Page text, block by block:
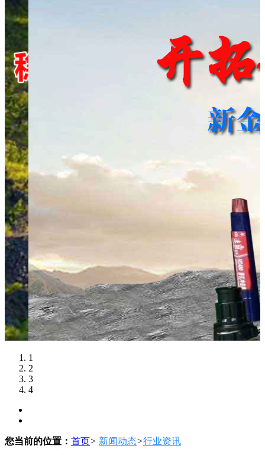
1
2
3
4
您当前的位置： 首页> 新闻动态>行业资讯